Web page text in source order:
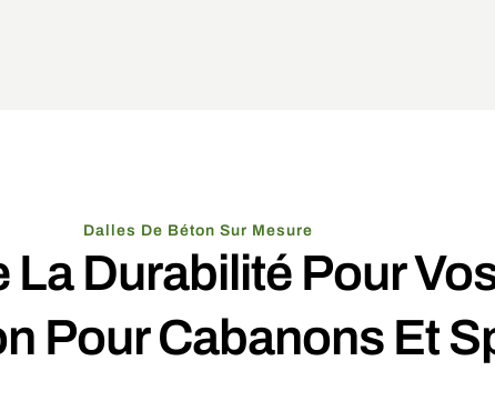
Dalles De Béton Sur Mesure
La Durabilité Pour
Pour Cabanons Et